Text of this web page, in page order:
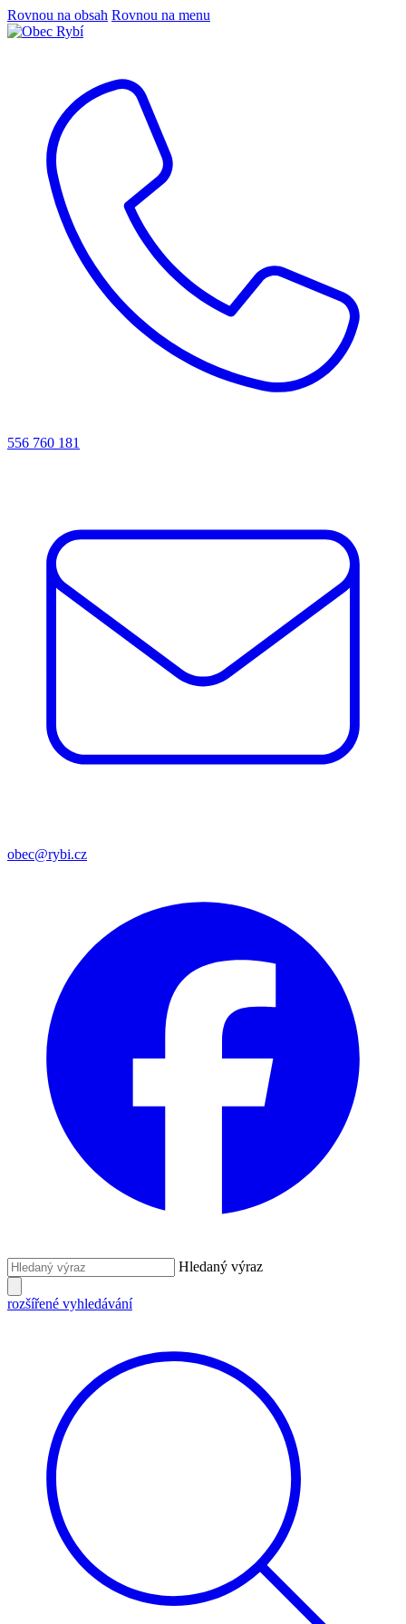
Rovnou na obsah Rovnou na menu
556 760 181
obec@rybi.cz
Hledaný výraz
rozšířené vyhledávání